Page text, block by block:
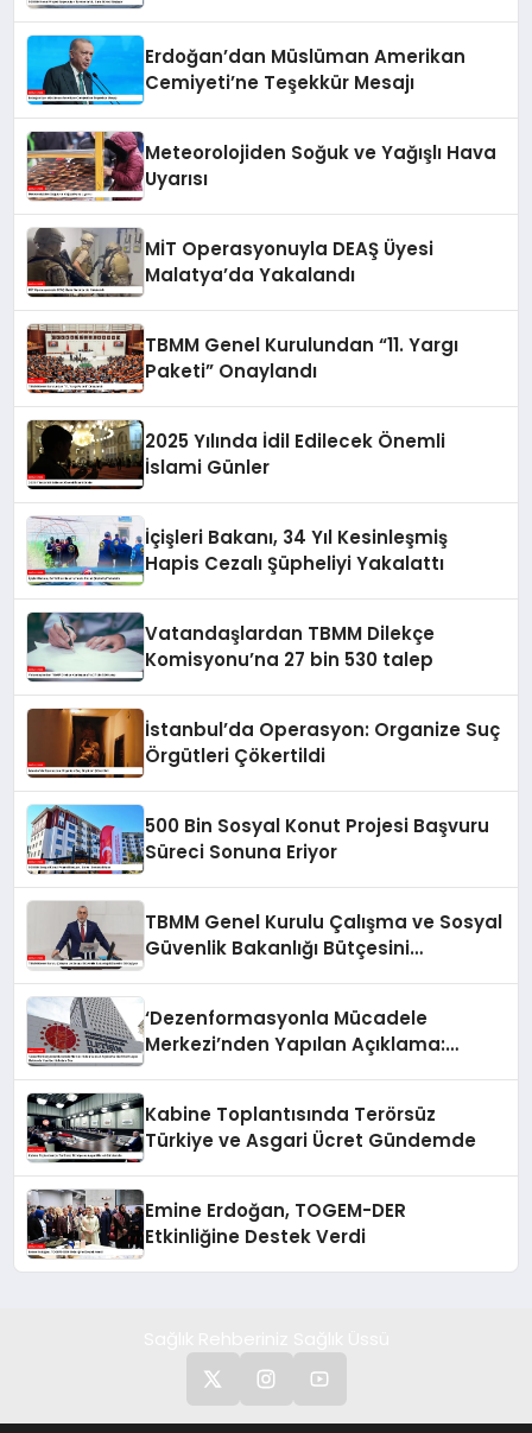
Erdoğan’dan Müslüman Amerikan
Cemiyeti’ne Teşekkür Mesajı
Meteorolojiden Soğuk ve Yağışlı Hava
Uyarısı
MİT Operasyonuyla DEAŞ Üyesi
Malatya’da Yakalandı
TBMM Genel Kurulundan “11. Yargı
Paketi” Onaylandı
2025 Yılında İdil Edilecek Önemli
İslami Günler
İçişleri Bakanı, 34 Yıl Kesinleşmiş
Hapis Cezalı Şüpheliyi Yakalattı
Vatandaşlardan TBMM Dilekçe
Komisyonu’na 27 bin 530 talep
İstanbul’da Operasyon: Organize Suç
Örgütleri Çökertildi
500 Bin Sosyal Konut Projesi Başvuru
Süreci Sonuna Eriyor
TBMM Genel Kurulu Çalışma ve Sosyal
Güvenlik Bakanlığı Bütçesini
‘Dezenformasyonla Mücadele
Merkezi’nden Yapılan Açıklama:
Kabine Toplantısında Terörsüz
Türkiye ve Asgari Ücret Gündemde
Emine Erdoğan, TOGEM-DER
Etkinliğine Destek Verdi